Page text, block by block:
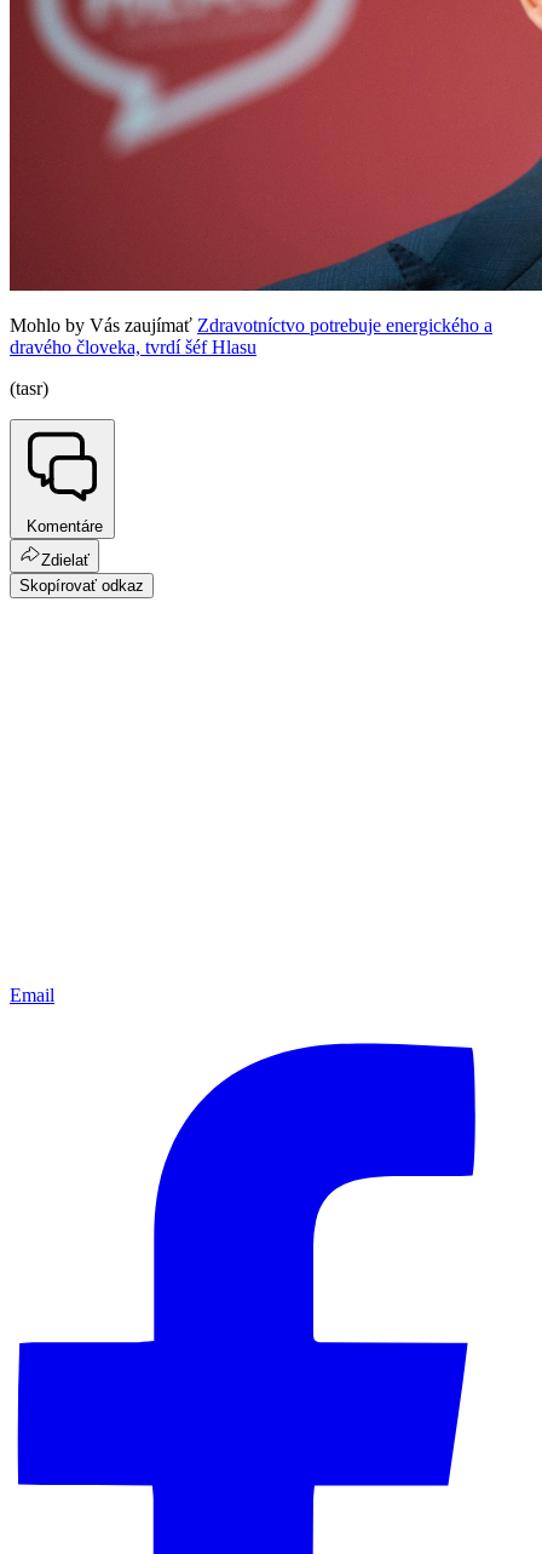
Mohlo by Vás zaujímať Zdravotníctvo potrebuje energického a
dravého človeka, tvrdí šéf Hlasu
(tasr)
Komentáre
Zdielať
Skopírovať odkaz
Email